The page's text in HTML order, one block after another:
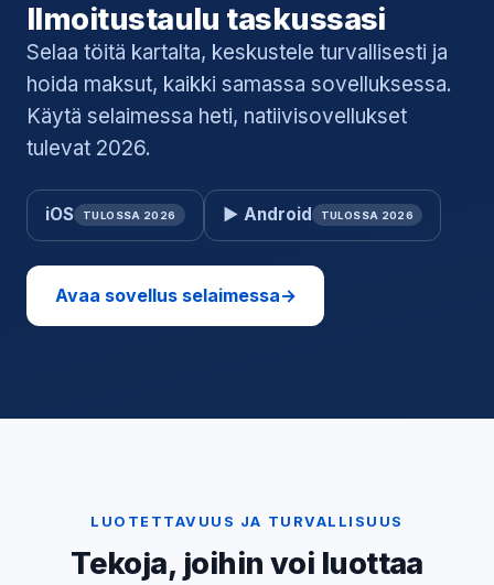
Ilmoitustaulu taskussasi
Selaa töitä kartalta, keskustele turvallisesti ja
hoida maksut, kaikki samassa sovelluksessa.
Käytä selaimessa heti, natiivisovellukset
tulevat 2026.
iOS TULOSSA 2026 ▶ Android TULOSSA 2026
Avaa sovellus selaimessa→
LUOTETTAVUUS JA TURVALLISUUS
Tekoja, joihin voi luottaa